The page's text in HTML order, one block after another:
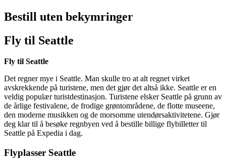
Bestill uten bekymringer
Fly til Seattle
Fly til Seattle
Det regner mye i Seattle. Man skulle tro at alt regnet virket
avskrekkende på turistene, men det gjør det altså ikke. Seattle er en
veldig populær turistdestinasjon. Turistene elsker Seattle på grunn av
de årlige festivalene, de frodige grøntområdene, de flotte museene,
den moderne musikken og de morsomme utendørsaktivitetene. Gjør
deg klar til å besøke regnbyen ved å bestille billige flybilletter til
Seattle på Expedia i dag.
Flyplasser Seattle